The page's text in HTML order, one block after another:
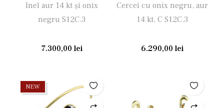
Inel aur 14 kt și onix
negru S12C.3
7.300,00 lei
Cercei cu onix negru, aur
14 kt, C S12C.3
6.290,00 lei
NEW